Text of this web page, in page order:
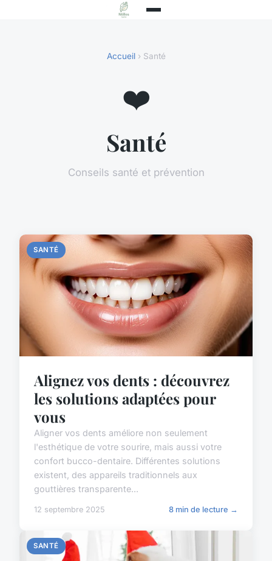
Accueil› Santé
❤️
Santé
Conseils santé et prévention
SANTÉ
Alignez vos dents : découvrez
les solutions adaptées pour
vous
Aligner vos dents améliore non seulement
l'esthétique de votre sourire, mais aussi votre
confort bucco-dentaire. Différentes solutions
existent, des appareils traditionnels aux
gouttières transparente...
12 septembre 2025 8 min de lecture →
SANTÉ